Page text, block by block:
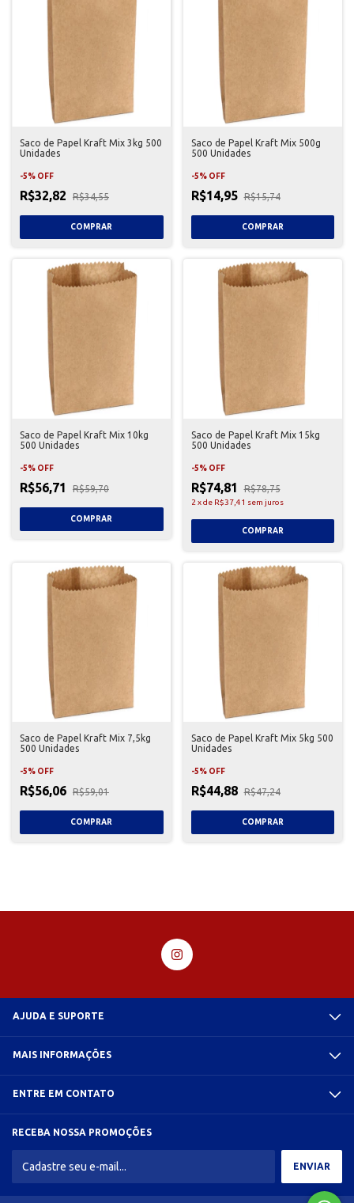
Saco de Papel Kraft Mix 3kg 500
Unidades
-5% OFF
R$32,82 R$34,55
Saco de Papel Kraft Mix 500g
500 Unidades
-5% OFF
R$14,95 R$15,74
Saco de Papel Kraft Mix 10kg
500 Unidades
-5% OFF
R$56,71 R$59,70
Saco de Papel Kraft Mix 15kg
500 Unidades
-5% OFF
R$74,81 R$78,75
2 xde R$37,41 sem juros
Saco de Papel Kraft Mix 7,5kg
500 Unidades
-5% OFF
R$56,06 R$59,01
Saco de Papel Kraft Mix 5kg 500
Unidades
-5% OFF
R$44,88 R$47,24
AJUDA E SUPORTE
MAIS INFORMAÇÕES
ENTRE EM CONTATO
RECEBA NOSSA PROMOÇÕES